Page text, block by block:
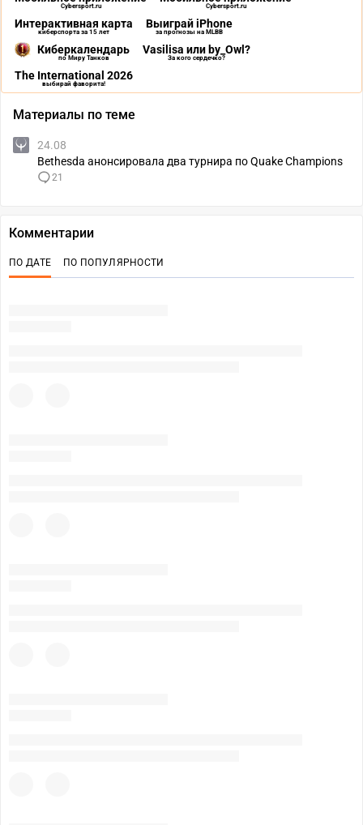
Cybersport.ru Cybersport.ru
Интерактивная карта
киберспорта за 15 лет
Выиграй iPhone
за прогнозы на MLBB
Киберкалендарь
по Миру Танков
Vasilisa или by_Owl?
За кого сердечко?
The International 2026
выбирай фаворита!
Материалы по теме
24.08
Bethesda анонсировала два турнира по Quake Champions
21
Комментарии
ПО ДАТЕ ПО ПОПУЛЯРНОСТИ